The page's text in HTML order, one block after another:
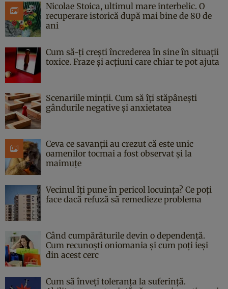
Nicolae Stoica, ultimul mare interbelic. O
recuperare istorică după mai bine de 80 de
ani
Cum să-ți crești încrederea în sine în situații
toxice. Fraze și acțiuni care chiar te pot ajuta
Scenariile minții. Cum să îți stăpânești
gândurile negative și anxietatea
Ceva ce savanții au crezut că este unic
oamenilor tocmai a fost observat și la
maimuțe
Vecinul îți pune în pericol locuința? Ce poți
face dacă refuză să remedieze problema
Când cumpărăturile devin o dependență.
Cum recunoști oniomania și cum poți ieși
din acest cerc
Cum să înveți toleranța la suferință.